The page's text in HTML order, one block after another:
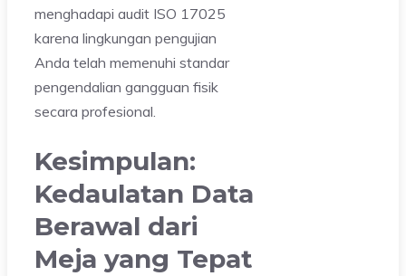
menghadapi audit ISO 17025
karena lingkungan pengujian
Anda telah memenuhi standar
pengendalian gangguan fisik
secara profesional.
Kesimpulan:
Kedaulatan Data
Berawal dari
Meja yang Tepat